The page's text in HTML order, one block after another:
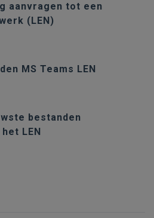
aanvragen tot een
(LEN)
MS Teams LEN
bestanden
LEN